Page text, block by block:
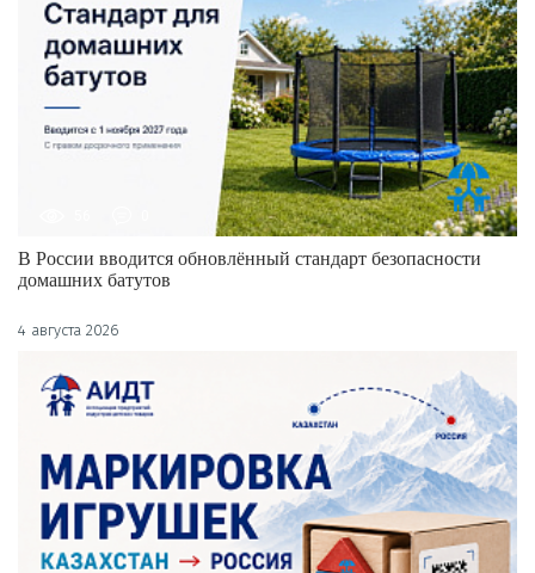
В России вводится обновлённый стандарт безопасности
домашних батутов
4 августа 2026